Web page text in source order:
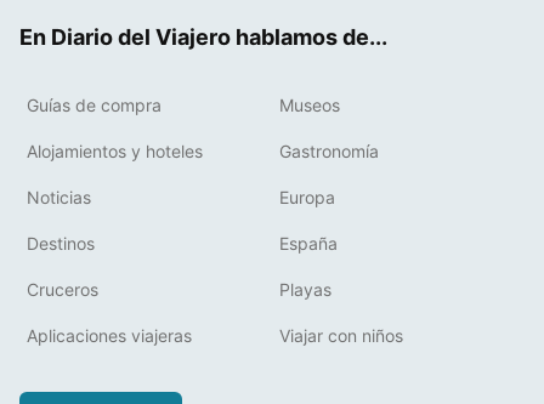
En Diario del Viajero hablamos de...
Guías de compra Museos
Alojamientos y hoteles Gastronomía
Noticias Europa
Destinos España
Cruceros Playas
Aplicaciones viajeras Viajar con niños